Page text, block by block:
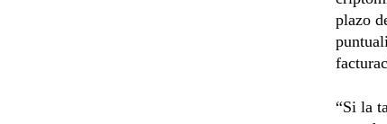
plazo
“Si la